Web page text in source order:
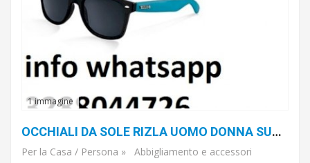
1 immagine
OCCHIALI DA SOLE RIZLA UOMO DONNA SUNGLASSES FLUO TIPO RAY BAN
Per la Casa / Persona »
Abbigliamento e accessori